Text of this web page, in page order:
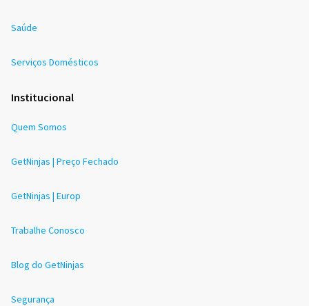
Saúde
Serviços Domésticos
Institucional
Quem Somos
GetNinjas | Preço Fechado
GetNinjas | Europ
Trabalhe Conosco
Blog do GetNinjas
Segurança